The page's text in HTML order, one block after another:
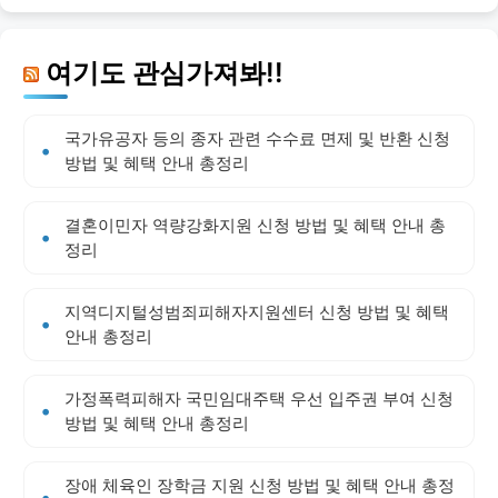
여기도 관심가져봐!!
국가유공자 등의 종자 관련 수수료 면제 및 반환 신청
방법 및 혜택 안내 총정리
결혼이민자 역량강화지원 신청 방법 및 혜택 안내 총
정리
지역디지털성범죄피해자지원센터 신청 방법 및 혜택
안내 총정리
가정폭력피해자 국민임대주택 우선 입주권 부여 신청
방법 및 혜택 안내 총정리
장애 체육인 장학금 지원 신청 방법 및 혜택 안내 총정